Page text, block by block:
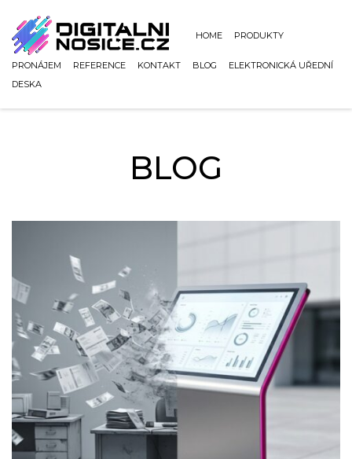
HOME PRODUKTY
PRONÁJEM REFERENCE KONTAKT BLOG
ELEKTRONICKÁ UŘEDNÍ
DESKA
BLOG